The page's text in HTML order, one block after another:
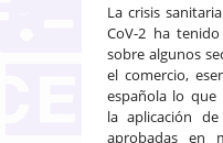
La crisis
CoV-2 ha
sobre algunos
el comercio,
española lo que
la aplicación
aprobadas en